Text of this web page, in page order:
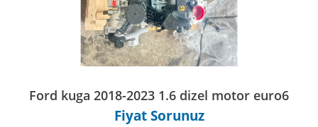
Ford kuga 2018-2023 1.6 dizel motor euro6
Fiyat Sorunuz